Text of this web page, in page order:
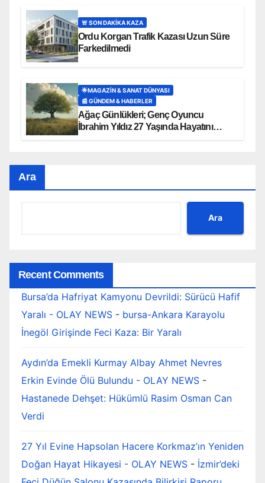
🚨 SON DAKİKA KAZA
Ordu Korgan Trafik Kazası Uzun Süre
Farkedilmedi
🌟MAGAZIN & SANAT DÜNYASI
📰 GÜNDEM & HABERLER
Ağaç Günlükleri; Genç Oyuncu
İbrahim Yıldız 27 Yaşında Hayatını
Ara
Ara
Recent Comments
Bursa’da Hafriyat Kamyonu Devrildi: Sürücü Hafif
Yaralı - OLAY NEWS - bursa-Ankara Karayolu
İnegöl Girişinde Feci Kaza: Bir Yaralı
Aydın’da Emekli Kurmay Albay Ahmet Nevres
Erkin Evinde Ölü Bulundu - OLAY NEWS -
Hastanede Dehşet: Hükümlü Rasim Osman Can
Verdi
27 Yıl Evine Hapsolan Hacere Korkmaz’ın Yeniden
Doğan Hayat Hikayesi - OLAY NEWS - İzmir’deki